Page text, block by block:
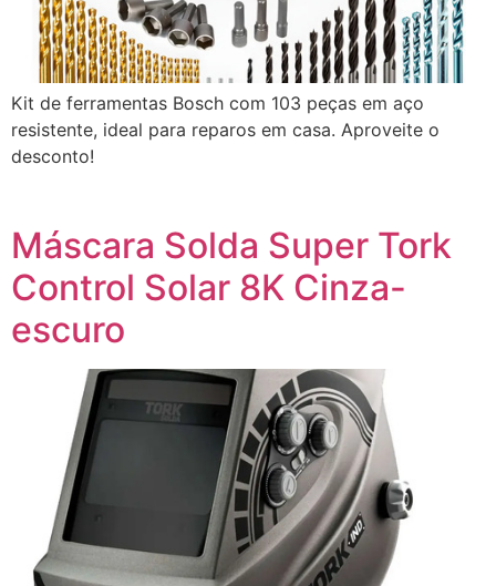
Kit de ferramentas Bosch com 103 peças em aço
resistente, ideal para reparos em casa. Aproveite o
desconto!
Máscara Solda Super Tork
Control Solar 8K Cinza-
escuro